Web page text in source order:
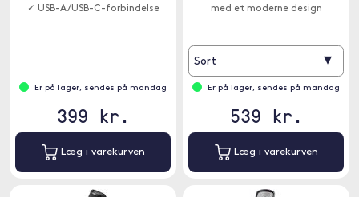
✓ USB-A/USB-C-forbindelse
Er på lager, sendes på mandag
399 kr.
Læg i varekurven
med et moderne design
Sort ▾
Er på lager, sendes på mandag
539 kr.
Læg i varekurven